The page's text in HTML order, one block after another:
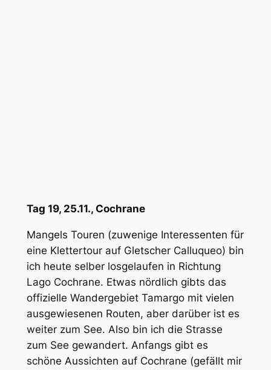
Tag 19, 25.11., Cochrane
Mangels Touren (zuwenige Interessenten für
eine Klettertour auf Gletscher Calluqueo) bin
ich heute selber losgelaufen in Richtung
Lago Cochrane. Etwas nördlich gibts das
offizielle Wandergebiet Tamargo mit vielen
ausgewiesenen Routen, aber darüber ist es
weiter zum See. Also bin ich die Strasse
zum See gewandert. Anfangs gibt es
schöne Aussichten auf Cochrane (gefällt mir